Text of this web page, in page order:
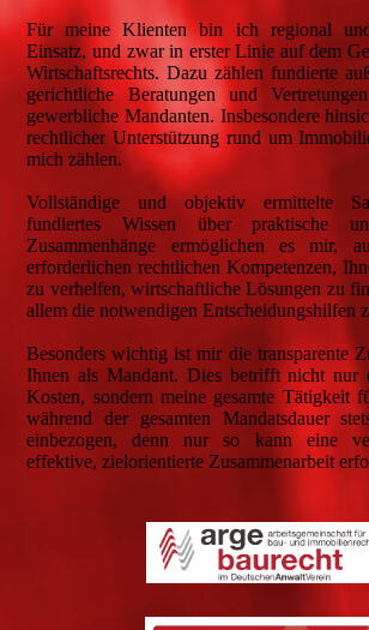
Für meine Klienten bin ich regional
Einsatz, und zwar in erster Linie auf dem
Wirtschaftsrechts. Dazu zählen fundierte
gerichtliche Beratungen und
gewerbliche Mandanten. Insbesondere
rechtlicher Unterstützung rund um
mich zählen.
Vollständige und objektiv ermittelte
fundiertes Wissen über praktische
Zusammenhänge ermöglichen es mir,
erforderlichen rechtlichen Kompetenzen,
zu verhelfen, wirtschaftliche Lösungen zu
allem die notwendigen Entscheidungshilfen
Besonders wichtig ist mir die transparente
Ihnen als Mandant. Dies betrifft nicht nur
Kosten, sondern meine gesamte Tätigkeit
während der gesamten Mandatsdauer
einbezogen, denn nur so kann eine
effektive, zielorientierte Zusammenarbeit